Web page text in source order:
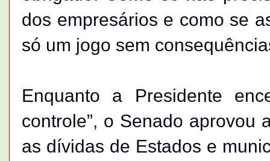
dos empresários e como se
só um jogo sem
Enquanto a Presidente
controle”, o Senado aprovou
as dívidas de Estados e